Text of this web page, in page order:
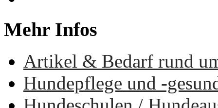
Mehr Infos
Artikel & Bedarf rund
Hundepflege und -